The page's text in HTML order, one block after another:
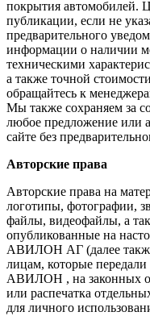
покрытия автомобилей.
публикации, если не
предварительного
информации о наличии
техническими
а также точной
обращайтесь к
Мы также сохраняем за
любое предложение или
сайте без
Авторские права
Авторские права на
логотипы, фотографии,
файлы, видеофайлы, а
опубликованные на
АВИЛОН АГ (далее
лицам, которые передали
АВИЛОН , на законных
или распечатка
для личного